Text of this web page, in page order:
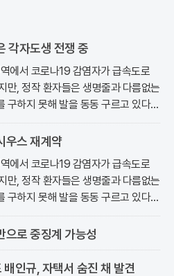
각자도생 전쟁 중
에서 코로나19 감염자가 급속도로
만, 정작 환자들은 생명줄과 다름없는
구하지 못해 발을 동동 구르고 있다.
보건당국의 발표에 따르..
우스 재계약
에서 코로나19 감염자가 급속도로
만, 정작 환자들은 생명줄과 다름없는
구하지 못해 발을 동동 구르고 있다.
보건당국의 발표에 따르..
으로 중징계 가능성
인규, 자택서 숨진 채 발견